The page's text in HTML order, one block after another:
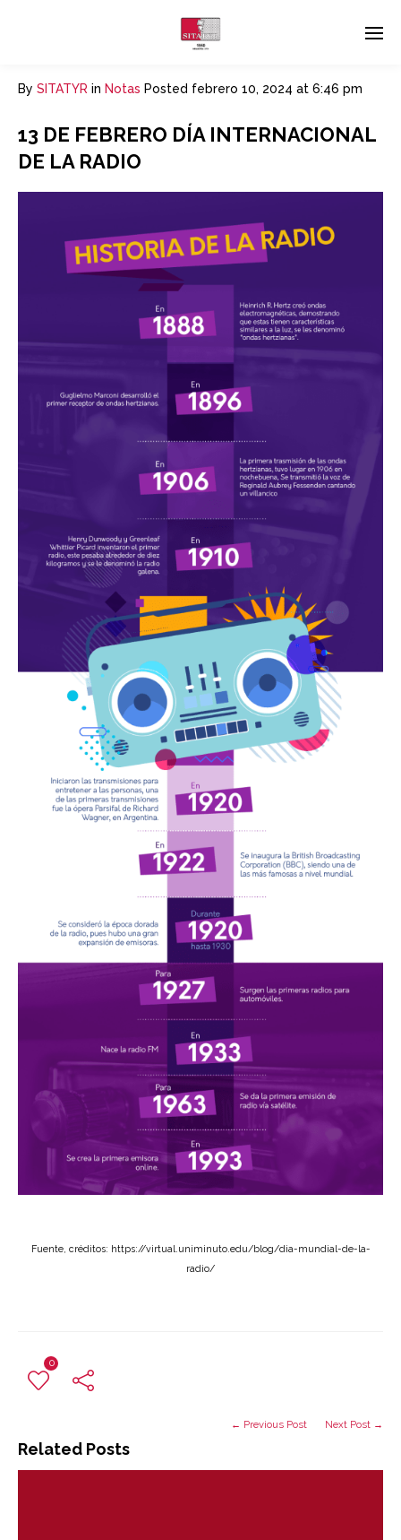
By SITATYR in Notas Posted febrero 10, 2024 at 6:46 pm
13 DE FEBRERO DÍA INTERNACIONAL
DE LA RADIO
Fuente, créditos: https://virtual.uniminuto.edu/blog/dia-mundial-de-la-
radio/
0
Related Posts
← Previous Post Next Post →